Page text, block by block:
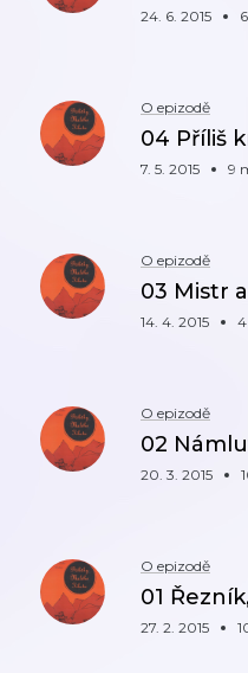
24. 6. 2015
O epizodě
04 Příliš
7. 5. 2015 9
O epizodě
03 Mistr
14. 4. 2015
O epizodě
02
20. 3. 2015
O epizodě
01
27. 2. 2015